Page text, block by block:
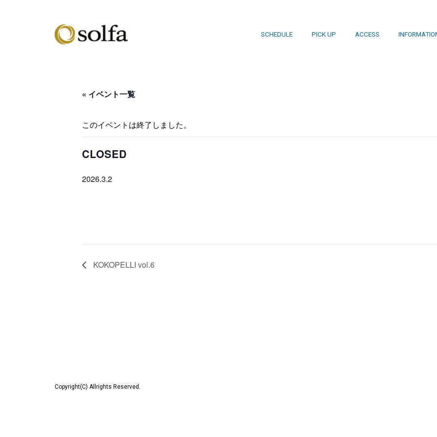
SCHEDULE PICK UP ACCESS
« イベント一覧
このイベントは終了しました。
CLOSED
2026.3.2
KOKOPELLI vol.6
Copyright(C) Allrights Reserved.